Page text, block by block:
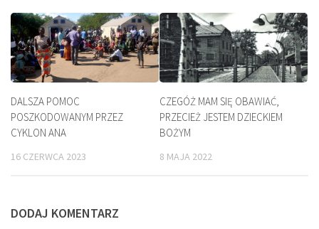
DALSZA POMOC
POSZKODOWANYM PRZEZ
CYKLON ANA
16 CZERWCA 2023
CZEGÓŻ MAM SIĘ OBAWIAĆ,
PRZECIEŻ JESTEM DZIECKIEM
BOŻYM
8 MAJA 2022
DODAJ KOMENTARZ